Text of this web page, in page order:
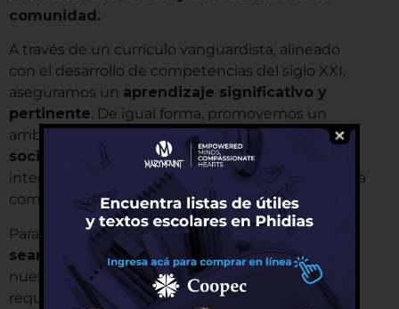
comunidad.
A través de un currículo vanguardista, alineado
con el desarrollo de competencias del siglo XXI,
aseguramos un aprendizaje significativo y
pertinente. De igual forma, promovemos un
ambiente de
sana convivencia y salud
socioemocional
que fortalece el desarrollo
integral de nuestras estudiantes y la armonía en la
comunidad educativa.
Para ello, garantizamos que todas las
iniciativas
sean pertinentesy alineadas
con
nuestro horizonte institucional
, cumpliendo los
requisitos normativos aplicables y la mejora